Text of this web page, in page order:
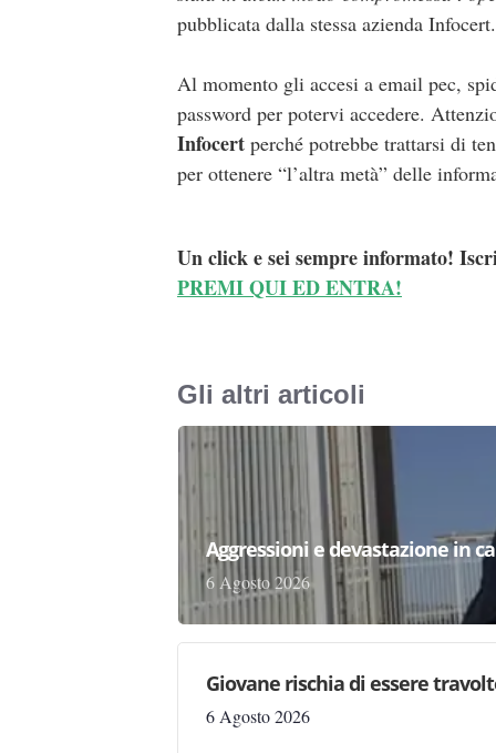
pubblicata dalla stessa azienda Infocert.
Al momento gli accesi a email pec,
password per potervi accedere.
Infocert perché potrebbe trattarsi di
per ottenere “l’altra metà” delle
Un click e sei sempre informato!
PREMI QUI ED ENTRA!
Gli altri articoli
Aggressioni e devastazione in
6 Agosto 2026
Giovane rischia di essere
6 Agosto 2026